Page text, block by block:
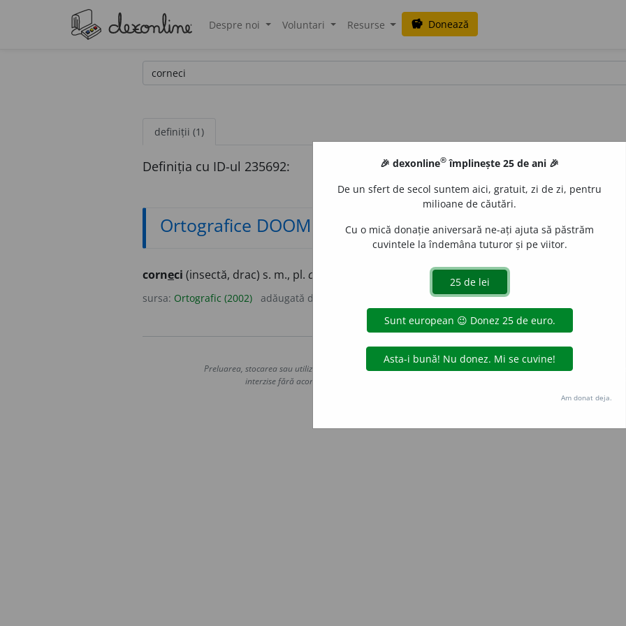
Despre noi Voluntari Resurse savings Donează
definiții (1)
Definiția cu ID-ul 235692:
Ortografice DOOM
corneci (insectă, drac) s. m., pl. corn
sursa: Ortografic (2002) adăugată de
Copyright © 2004-2026 dexonline (https://dexonline.ro)
Preluarea, stocarea sau utilizarea datelor de pe acest site, inclusiv prin orice metode de extragere automată
interzise fără acordul nostru prealabil scris, cu excepția seturilor de date oferite oficial spre utilizare
Hosterion
🎉 dexonline® împlinește 25 de ani 🎉
De un sfert de secol suntem aici, gratuit, zi de zi, pentru
milioane de căutări.
Cu o mică donație aniversară ne-ați ajuta să păstrăm
cuvintele la îndemâna tuturor și pe viitor.
Am donat deja.